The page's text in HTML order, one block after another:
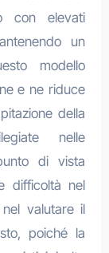
con elevati
un
modello
e ne riduce
della
nelle
di vista
difficoltà nel
valutare il
poiché la